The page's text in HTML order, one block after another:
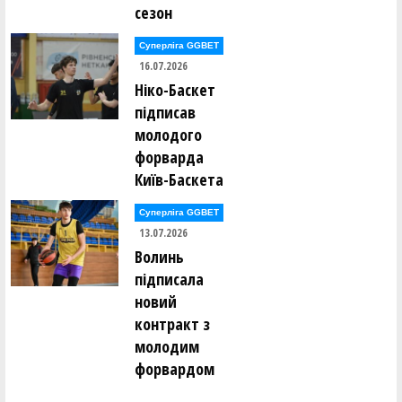
Рената Костів (КСЛІ-ДИНАМО-НПУ (Київ)-05)
Вероніка Косяк (СДЮСШОР №2 (Полтава)-04)
Даяна Кравченко (ДЮСШ (Бердянськ)-04)
Євангеліна Кравченко (КСЛІ-КИЇВ-БАСКЕТ (Київ)-04)
Ганна Криворучко (ДЮСШ (Бердянськ)-04)
Евєліна Крок (СДЮСШОР №5 (Дніпро)-04)
Євгенія Кроповинська (СДЮСШОР №5 (Дніпро)-04)
Анастасія Лавринець (СДЮСШОР №2 (Полтава)-04)
сезон
Суперліга GGBET
16.07.2026
Ніко-Баскет
підписав
молодого
форварда
Київ-Баскета
Суперліга GGBET
13.07.2026
Волинь
підписала
новий
контракт з
молодим
форвардом